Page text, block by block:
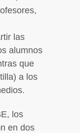
las
alumnos
que
a los
los
en dos